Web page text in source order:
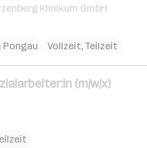
Klinikum GmbH
Pongau
Vollzeit, Teilzeit
(m/w/x)